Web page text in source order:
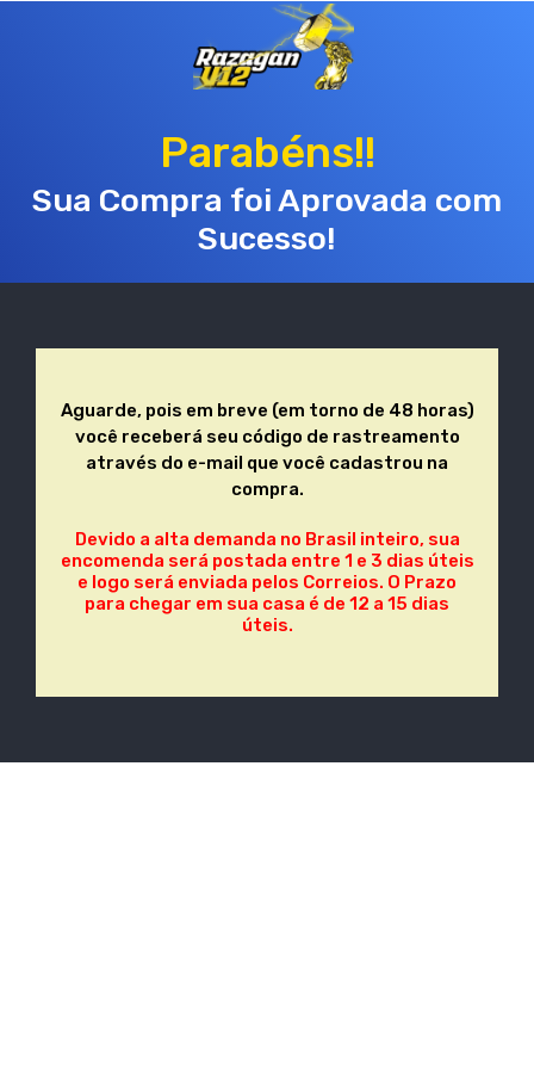
Parabéns!!
Sua Compra foi Aprovada com
Sucesso!
Aguarde, pois em breve (em torno de 48 horas)
você receberá seu código de rastreamento
através do e-mail que você cadastrou na
compra.
Devido a alta demanda no Brasil inteiro, sua
encomenda será postada entre 1 e 3 dias úteis
e logo será enviada pelos Correios. O Prazo
para chegar em sua casa é de 12 a 15 dias
úteis.